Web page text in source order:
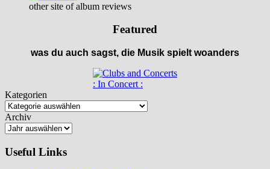
other site of album reviews
Featured
was du auch sagst, die Musik spielt woanders
: In Concert :
Kategorien
Archiv
Useful Links